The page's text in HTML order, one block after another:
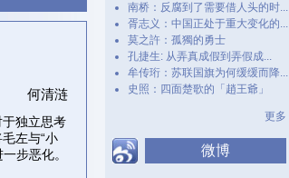
何清涟
独立思考
左与“小
步恶化。
南桥：反腐到了需要借人头的时...
胥志义：中国正处于重大变化的...
莫之許：孤獨的勇士
孔捷生: 从弄真成假到弄假成...
牟传珩：苏联国旗为何缓缓而降...
史照：四面楚歌的「趙王爺」
更多
微博